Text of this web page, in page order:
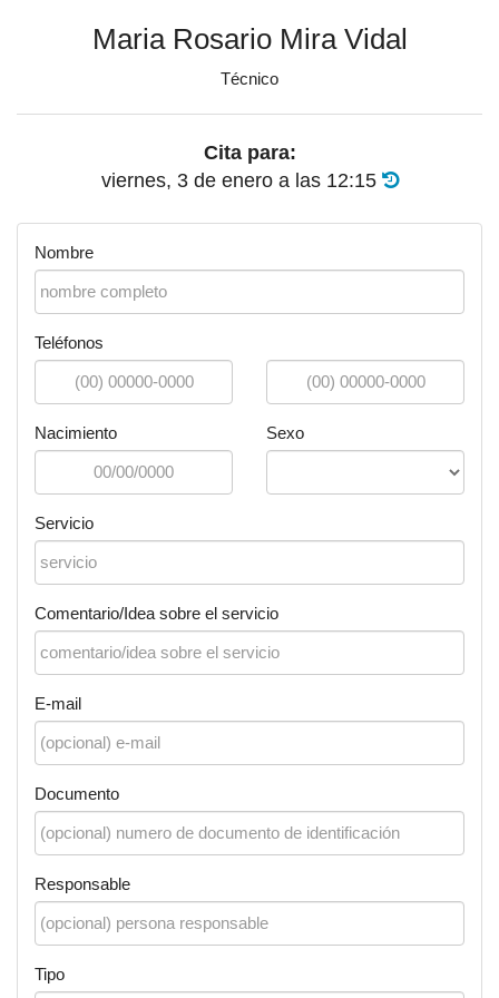
Maria Rosario Mira Vidal
Técnico
Cita para:
viernes, 3 de enero a las 12:15
Nombre
Teléfonos
Nacimiento Sexo
Servicio
Comentario/Idea sobre el servicio
E-mail
Documento
Responsable
Tipo